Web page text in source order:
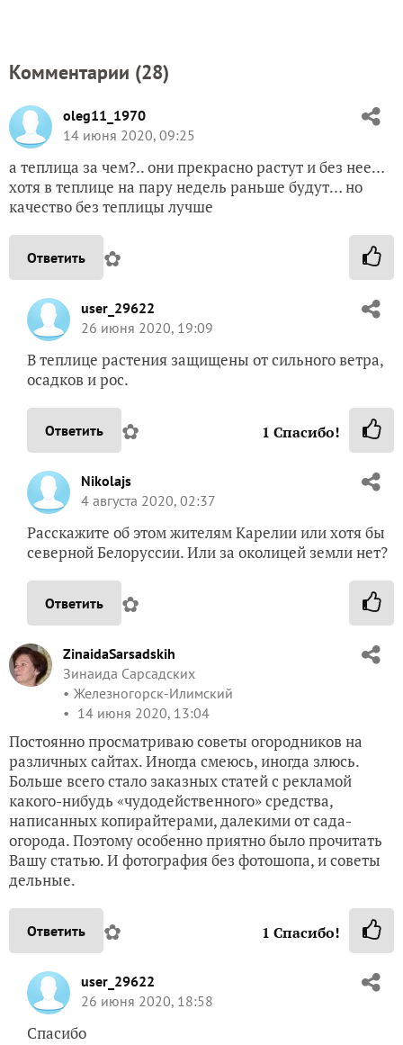
Комментарии (28)
oleg11_1970
14 июня 2020, 09:25
а теплица за чем?.. они прекрасно растут и без нее…
хотя в теплице на пару недель раньше будут… но
качество без теплицы лучше
Ответить ✿
user_29622
26 июня 2020, 19:09
В теплице растения защищены от сильного ветра,
осадков и рос.
Ответить ✿ 1 Спасибо!
Nikolajs
4 августа 2020, 02:37
Расскажите об этом жителям Карелии или хотя бы
северной Белоруссии. Или за околицей земли нет?
Ответить ✿
ZinaidaSarsadskih
Зинаида Сарсадских
Железногорск-Илимский
14 июня 2020, 13:04
Постоянно просматриваю советы огородников на
различных сайтах. Иногда смеюсь, иногда злюсь.
Больше всего стало заказных статей с рекламой
какого-нибудь «чудодейственного» средства,
написанных копирайтерами, далекими от сада-
огорода. Поэтому особенно приятно было прочитать
Вашу статью. И фотография без фотошопа, и советы
дельные.
Ответить ✿ 1 Спасибо!
user_29622
26 июня 2020, 18:58
Спасибо